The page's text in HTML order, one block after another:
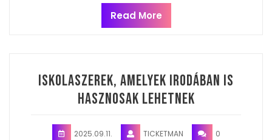
Read More
Iskolaszerek, amelyek irodában is
hasznosak lehetnek
2025.09.11. TICKETMAN
0